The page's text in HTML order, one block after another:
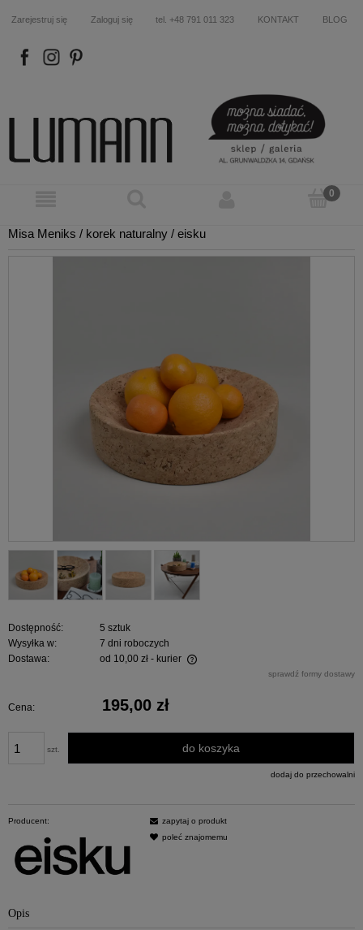
Zarejestruj się Zaloguj się tel. +48 791 011 323 KONTAKT BLOG
FB IN P
Misa Meniks / korek naturalny / eisku
Dostępność:
5 sztuk
Wysyłka w:
7 dni roboczych
Dostawa:
od 10,00 zł - kurier
sprawdź formy dostawy
Cena: 195,00 zł
szt. do koszyka
dodaj do przechowalni
Producent:
zapytaj o produkt
poleć znajomemu
Opis